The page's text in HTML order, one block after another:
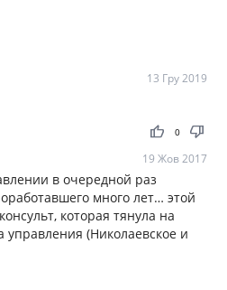
13 Гру 2019
thumb_up thumb_down
0
19 Жов 2017
в очередной раз
много лет… этой
которая тянула на
управления (Николаевское и